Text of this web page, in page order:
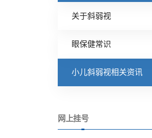
关于斜弱视
眼保健常识
小儿斜弱视相关资讯
网上挂号